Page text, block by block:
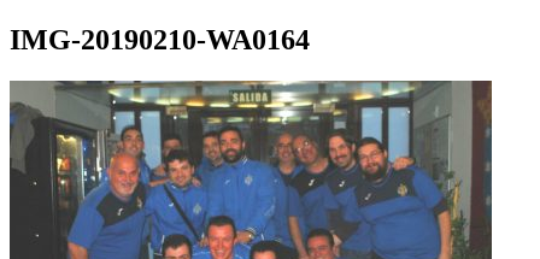
IMG-20190210-WA0164